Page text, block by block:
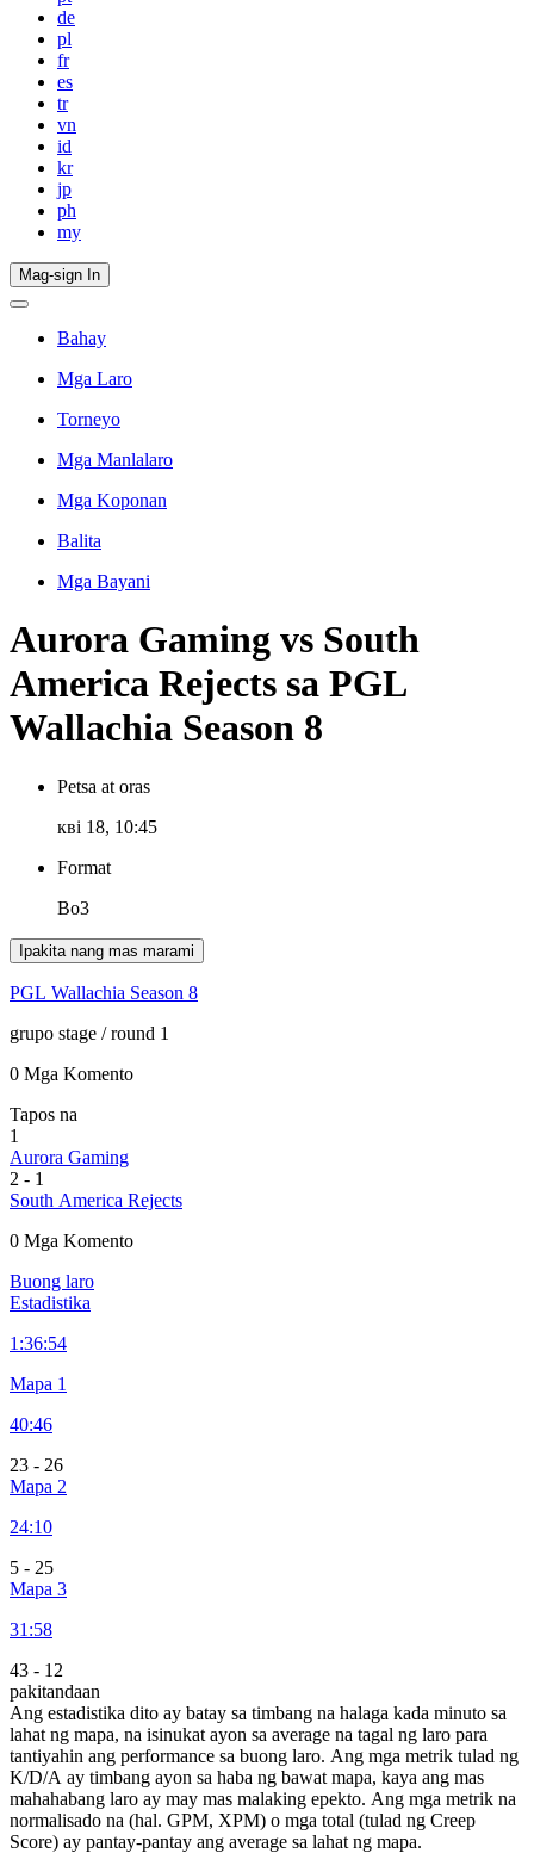
de
pl
fr
es
tr
vn
id
kr
jp
ph
my
Mag-sign In
Bahay
Mga Laro
Torneyo
Mga Manlalaro
Mga Koponan
Balita
Mga Bayani
Aurora Gaming vs South
America Rejects sa PGL
Wallachia Season 8
Petsa at oras
кві 18, 10:45
Format
Bo3
Ipakita nang mas marami
PGL Wallachia Season 8
grupo stage / round 1
0 Mga Komento
Tapos na
1
Aurora Gaming
2 - 1
South America Rejects
0 Mga Komento
Buong laro
Estadistika
1:36:54
Mapa 1
40:46
23 - 26
Mapa 2
24:10
5 - 25
Mapa 3
31:58
43 - 12
pakitandaan
Ang estadistika dito ay batay sa timbang na halaga kada minuto sa
lahat ng mapa, na isinukat ayon sa average na tagal ng laro para
tantiyahin ang performance sa buong laro. Ang mga metrik tulad ng
K/D/A ay timbang ayon sa haba ng bawat mapa, kaya ang mas
mahahabang laro ay may mas malaking epekto. Ang mga metrik na
normalisado na (hal. GPM, XPM) o mga total (tulad ng Creep
Score) ay pantay-pantay ang average sa lahat ng mapa.